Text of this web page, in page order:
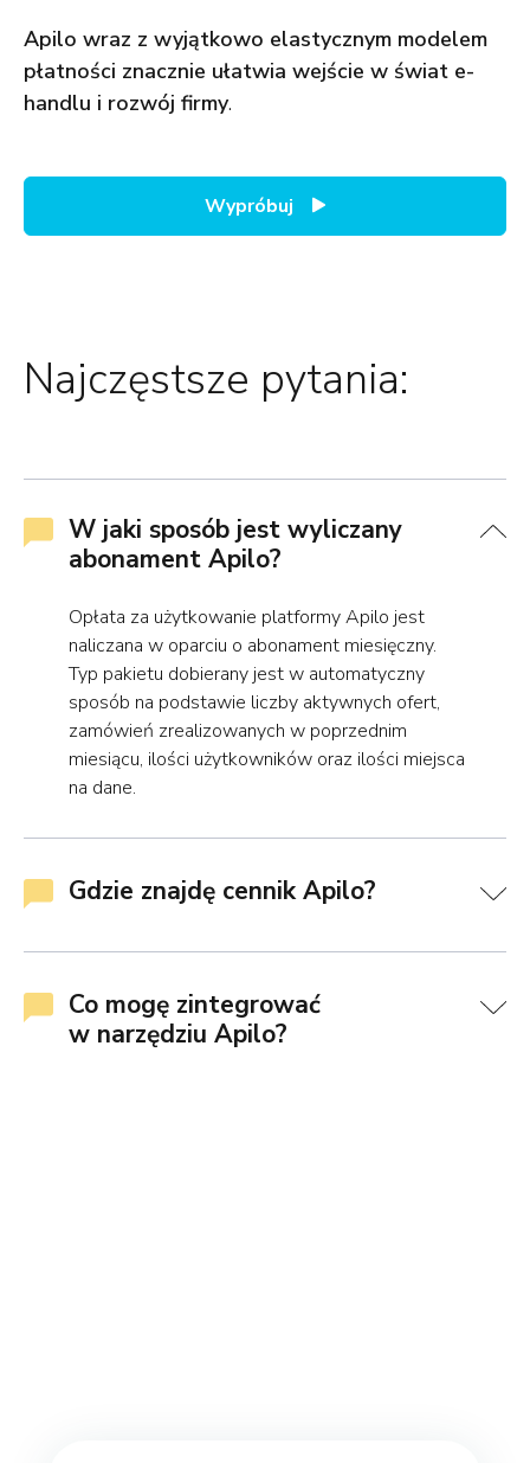
Apilo wraz z wyjątkowo elastycznym modelem
płatności znacznie ułatwia wejście w świat e-
handlu i rozwój firmy.
Wypróbuj
Najczęstsze pytania:
W jaki sposób jest wyliczany
abonament Apilo?
Opłata za użytkowanie platformy Apilo jest
naliczana w oparciu o abonament miesięczny.
Typ pakietu dobierany jest w automatyczny
sposób na podstawie liczby aktywnych ofert,
zamówień zrealizowanych w poprzednim
miesiącu, ilości użytkowników oraz ilości miejsca
na dane.
Gdzie znajdę cennik Apilo?
Co mogę zintegrować
w narzędziu Apilo?